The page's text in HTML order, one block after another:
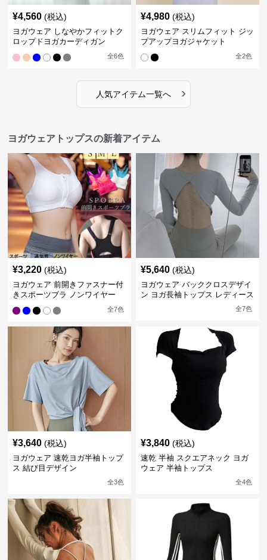
¥4,560 (税込)
ヨガウェア しなやかフィットク
ロップドヨガカーディガン
全6色
¥4,980 (税込)
ヨガウェア スリムフィット ジッ
プアップヨガジャケット
全2色
人気アイテム一覧へ ›
ヨガウェアトップスの新着アイテム
¥3,220 (税込)
ヨガウェア 前開きファスナー付
きスポーツブラ ノンワイヤー
全7色
¥5,640 (税込)
ヨガウェア バッククロスデザイ
ン ヨガ長袖トップス レディース
全7色
¥3,640 (税込)
ヨガウェア 速乾ヨガ半袖トップ
ス 結び目デザイン
全3色
¥3,840 (税込)
速乾 半袖 スクエアネック ヨガ
ウェア 半袖トップス
全4色